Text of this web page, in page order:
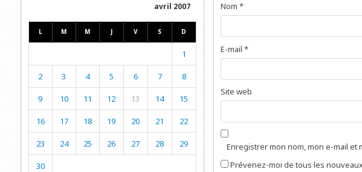
Nom *
E-mail *
Site web
Enregistrer mon nom, mon e-mail
Prévenez-moi de tous les
avril 2007
L M M J V S D
1
2 3 4 5 6 7 8
9 10 11 12 13 14 15
16 17 18 19 20 21 22
23 24 25 26 27 28 29
30